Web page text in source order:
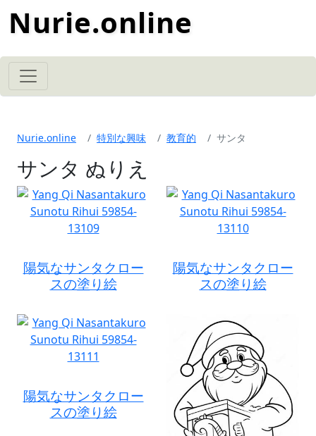
Nurie.online
Nurie.online 特別な興味 教育的 サンタ
サンタ ぬりえ
陽気なサンタクロー
スの塗り絵
陽気なサンタクロー
スの塗り絵
陽気なサンタクロー
スの塗り絵